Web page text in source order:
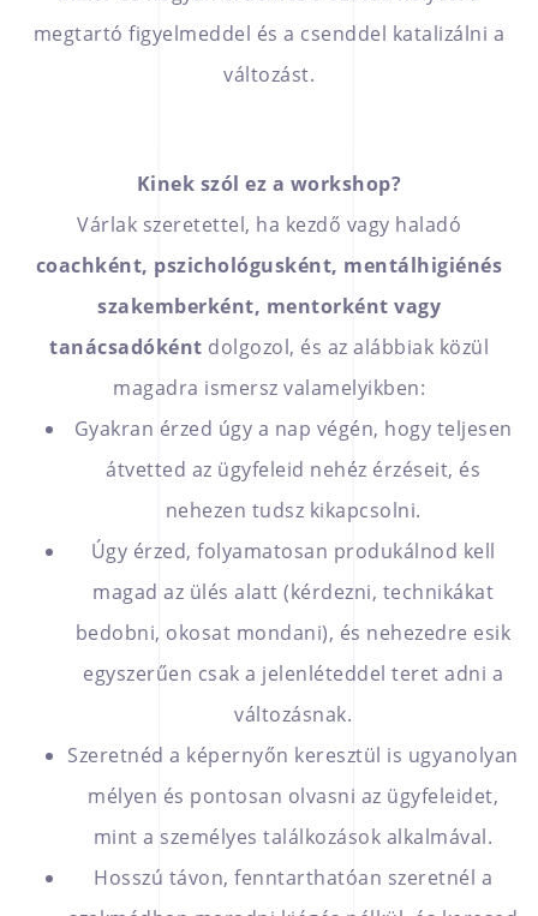
megtartó figyelmeddel és a csenddel katalizálni a
változást.
Kinek szól ez a workshop?
Várlak szeretettel, ha kezdő vagy haladó
coachként, pszichológusként, mentálhigiénés
szakemberként, mentorként vagy
tanácsadóként dolgozol, és az alábbiak közül
magadra ismersz valamelyikben:
Gyakran érzed úgy a nap végén, hogy teljesen
átvetted az ügyfeleid nehéz érzéseit, és
nehezen tudsz kikapcsolni.
Úgy érzed, folyamatosan produkálnod kell
magad az ülés alatt (kérdezni, technikákat
bedobni, okosat mondani), és nehezedre esik
egyszerűen csak a jelenléteddel teret adni a
változásnak.
Szeretnéd a képernyőn keresztül is ugyanolyan
mélyen és pontosan olvasni az ügyfeleidet,
mint a személyes találkozások alkalmával.
Hosszú távon, fenntarthatóan szeretnél a